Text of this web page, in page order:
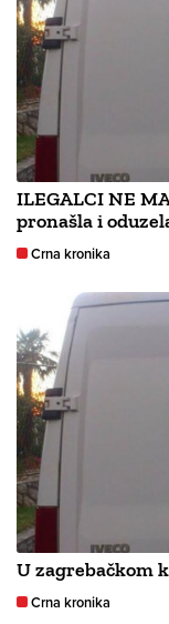
ILEGALCI NE
pronašla i
Crna kronika
U zagrebačkom
Crna kronika